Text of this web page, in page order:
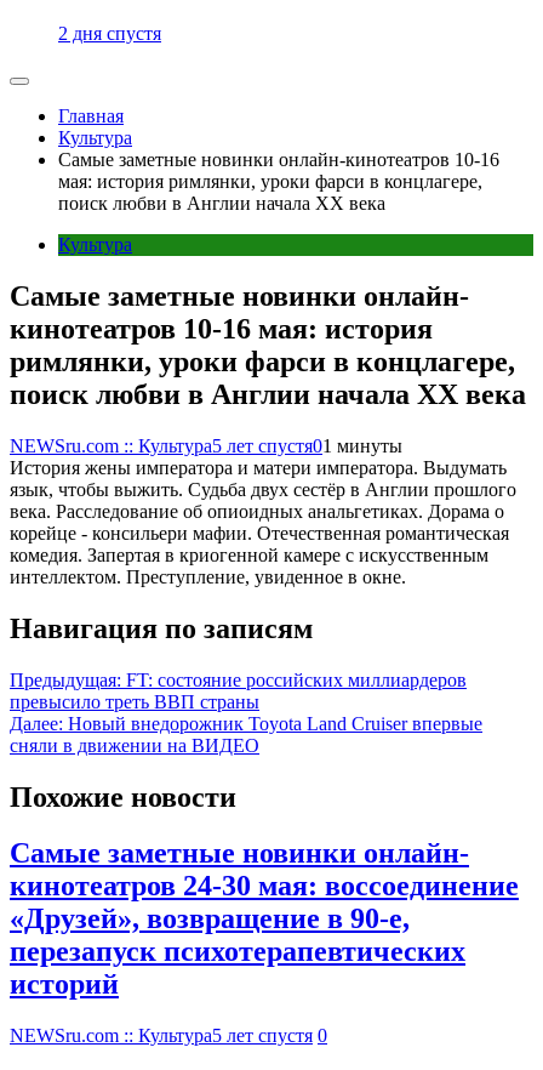
2 дня спустя
Главная
Культура
Самые заметные новинки онлайн-кинотеатров 10-16
мая: история римлянки, уроки фарси в концлагере,
поиск любви в Англии начала XX века
Культура
Самые заметные новинки онлайн-
кинотеатров 10-16 мая: история
римлянки, уроки фарси в концлагере,
поиск любви в Англии начала XX века
NEWSru.com :: Культура5 лет спустя01 минуты
История жены императора и матери императора. Выдумать
язык, чтобы выжить. Судьба двух сестёр в Англии прошлого
века. Расследование об опиоидных анальгетиках. Дорама о
корейце - консильери мафии. Отечественная романтическая
комедия. Запертая в криогенной камере с искусственным
интеллектом. Преступление, увиденное в окне.
Навигация по записям
Предыдущая: FT: состояние российских миллиардеров
превысило треть ВВП страны
Далее: Новый внедорожник Toyota Land Cruiser впервые
сняли в движении на ВИДЕО
Похожие новости
Самые заметные новинки онлайн-
кинотеатров 24-30 мая: воссоединение
«Друзей», возвращение в 90-е,
перезапуск психотерапевтических
историй
NEWSru.com :: Культура5 лет спустя 0